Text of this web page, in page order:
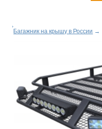
Багажник на крышу в России →